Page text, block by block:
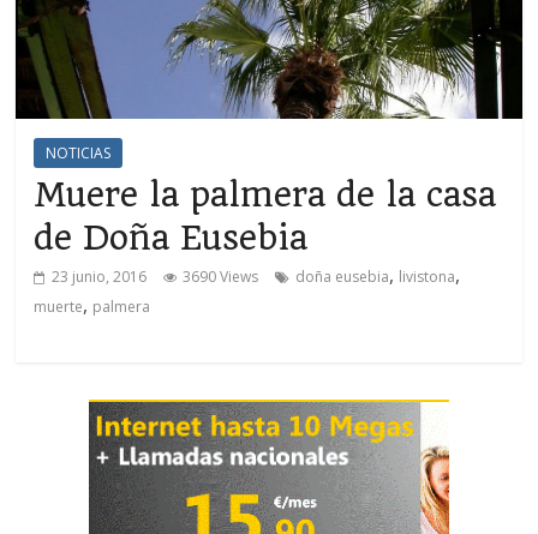
NOTICIAS
Muere la palmera de la casa
de Doña Eusebia
23 junio, 2016 3690 Views doña eusebia, livistona,
muerte, palmera